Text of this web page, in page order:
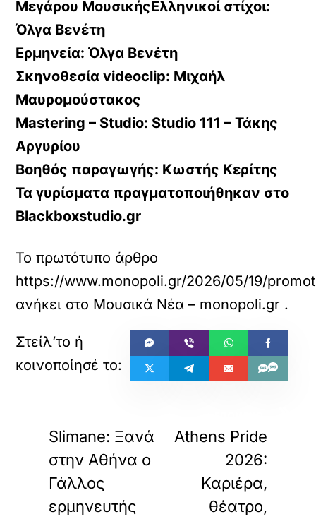
Μεγάρου ΜουσικήςΕλληνικοί στίχοι:
Όλγα Βενέτη
Ερμηνεία: Όλγα Βενέτη
Σκηνοθεσία videoclip: Μιχαήλ
Μαυρομούστακος
Mastering – Studio: Studio 111 – Τάκης
Αργυρίου
Βοηθός παραγωγής: Κωστής Κερίτης
Τα γυρίσματα πραγματοποιήθηκαν στο
Blackboxstudio.gr
Το πρωτότυπο άρθρο
https://www.monopoli.gr/2026/05/19/
ανήκει στο Μουσικά Νέα – monopoli.gr .
Slimane: Ξανά
στην Αθήνα ο
Γάλλος
ερμηνευτής
Athens Pride
2026:
Καριέρα,
θέατρο,